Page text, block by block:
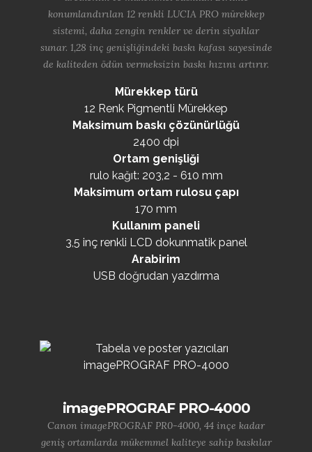
konumlandırılan 12 renkli LUCIA PRO mürekkep
sistemi, daha zengin renkler ve derin siyahlar
sunar. 1,28 inç genişliğindeki baskı kafası sayesinde
de kaliteden ödün vermeksizin baskı hızını artırır.
Mürekkep türü
12 Renk Pigmentli Mürekkep
Maksimum baskı çözünürlüğü
2400 dpi
Ortam genişliği
rulo kağıt: 203,2 - 610 mm
Maksimum ortam rulosu çapı
170 mm
Kullanım paneli
3,5 inç renkli LCD dokunmatik panel
Arabirim
USB doğrudan yazdırma
imagePROGRAF PRO-4000
Canon imagePROGRAF PR0-4000, 44 inçe kadar
geniş ortamlarda mükemmel kaliteye sahip baskılar